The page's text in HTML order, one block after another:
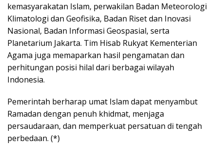
kemasyarakatan Islam, perwakilan Badan Meteorologi
Klimatologi dan Geofisika, Badan Riset dan Inovasi
Nasional, Badan Informasi Geospasial, serta
Planetarium Jakarta. Tim Hisab Rukyat Kementerian
Agama juga memaparkan hasil pengamatan dan
perhitungan posisi hilal dari berbagai wilayah
Indonesia.
Pemerintah berharap umat Islam dapat menyambut
Ramadan dengan penuh khidmat, menjaga
persaudaraan, dan memperkuat persatuan di tengah
perbedaan. (*)